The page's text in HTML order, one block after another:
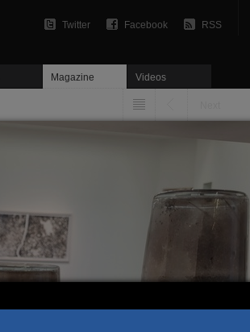
RSS
Facebook
Twitter
Magazine Videos